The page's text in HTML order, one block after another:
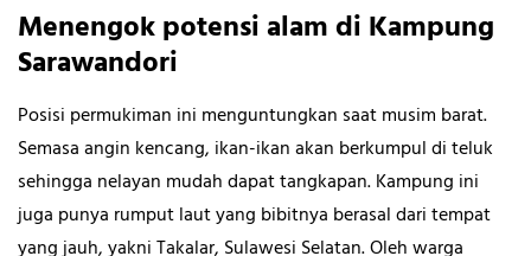
Menengok potensi alam di Kampung
Sarawandori
Posisi permukiman ini menguntungkan saat musim barat.
Semasa angin kencang, ikan-ikan akan berkumpul di teluk
sehingga nelayan mudah dapat tangkapan. Kampung ini
juga punya rumput laut yang bibitnya berasal dari tempat
yang jauh, yakni Takalar, Sulawesi Selatan. Oleh warga